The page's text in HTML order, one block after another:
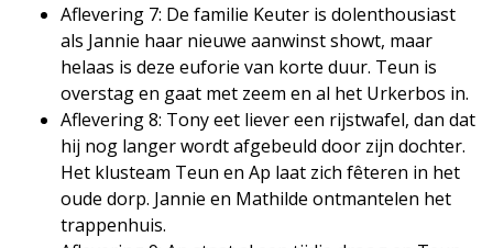
Aflevering 7: De familie Keuter is dolenthousiast
als Jannie haar nieuwe aanwinst showt, maar
helaas is deze euforie van korte duur. Teun is
overstag en gaat met zeem en al het Urkerbos in.
Aflevering 8: Tony eet liever een rijstwafel, dan dat
hij nog langer wordt afgebeuld door zijn dochter.
Het klusteam Teun en Ap laat zich fêteren in het
oude dorp. Jannie en Mathilde ontmantelen het
trappenhuis.